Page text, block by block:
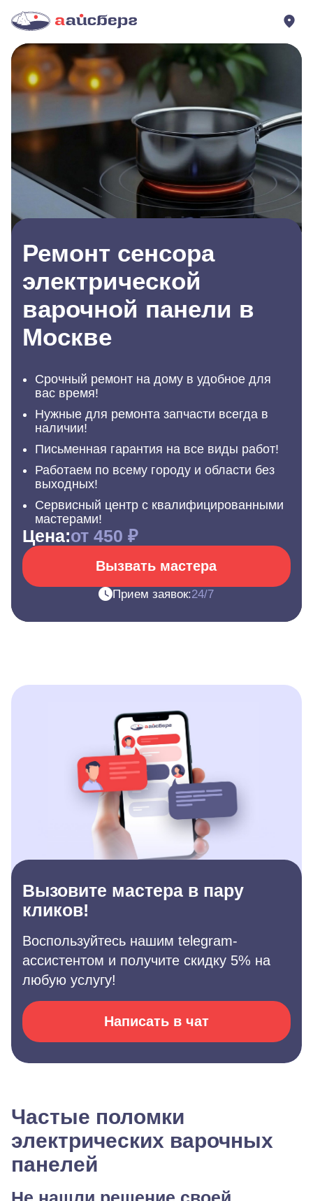
Ремонт сенсора
электрической
варочной панели в
Москве
Срочный ремонт на дому в удобное для
вас время!
Нужные для ремонта запчасти всегда в
наличии!
Письменная гарантия на все виды работ!
Работаем по всему городу и области без
выходных!
Сервисный центр с квалифицированными
мастерами!
Цена:от 450 ₽
Вызвать мастера
Прием заявок:24/7
Вызовите мастера в пару
кликов!
Воспользуйтесь нашим telegram-
ассистентом и получите скидку 5% на
любую услугу!
Написать в чат
Частые поломки
электрических варочных
панелей